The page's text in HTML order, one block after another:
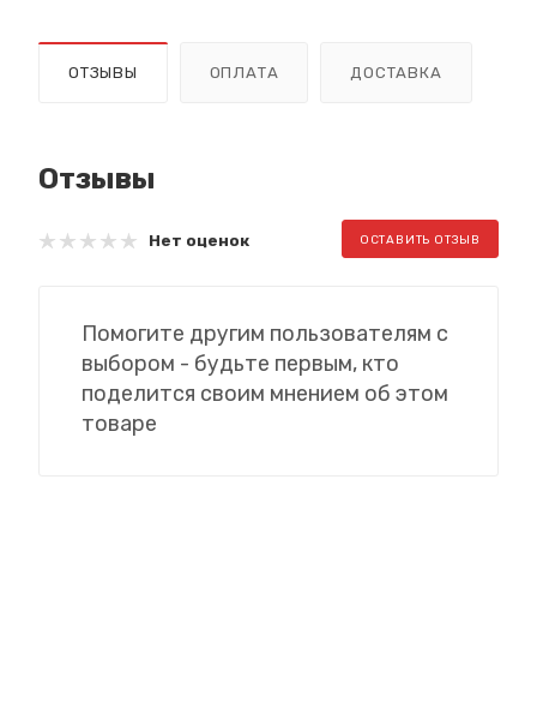
ОТЗЫВЫ ОПЛАТА ДОСТАВКА
Отзывы
Нет оценок ОСТАВИТЬ ОТЗЫВ
Помогите другим пользователям с
выбором - будьте первым, кто
поделится своим мнением об этом
товаре